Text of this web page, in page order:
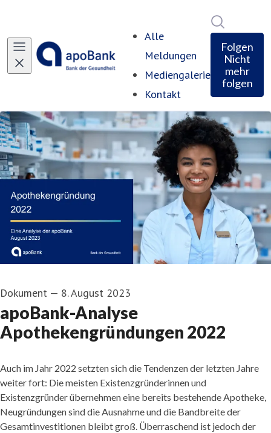
Alle
Meldungen
Mediengalerie
Kontakt
Folgen
Nicht
mehr
folgen
Dokument — 8. August 2023
apoBank-Analyse
Apothekengründungen 2022
Auch im Jahr 2022 setzten sich die Tendenzen der letzten Jahre
weiter fort: Die meisten Existenzgründerinnen und
Existenzgründer übernehmen eine bereits bestehende Apotheke,
Neugründungen sind die Ausnahme und die Bandbreite der
Gesamtinvestitionen bleibt groß. Überraschend ist jedoch der